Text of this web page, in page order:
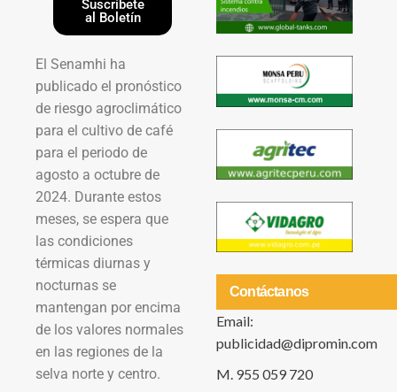
Suscríbete
al Boletín
El Senamhi ha
publicado el pronóstico
de riesgo agroclimático
para el cultivo de café
para el periodo de
agosto a octubre de
2024. Durante estos
meses, se espera que
las condiciones
térmicas diurnas y
nocturnas se
mantengan por encima
de los valores normales
en las regiones de la
selva norte y centro.
Contáctanos
Email:
publicidad@dipromin.com
M. 955 059 720